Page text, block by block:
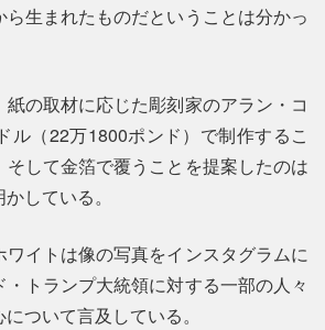
生まれたものだということは分かっ
の取材に応じた彫刻家のアラン・コ
ル（22万1800ポンド）で制作するこ
そして金箔で覆うことを提案したのは
している。
イトは像の写真をインスタグラムに
トランプ大統領に対する一部の人々
ついて言及している。